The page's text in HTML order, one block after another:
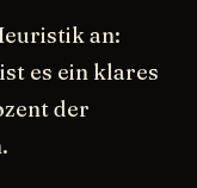
an:
es ein klares
der